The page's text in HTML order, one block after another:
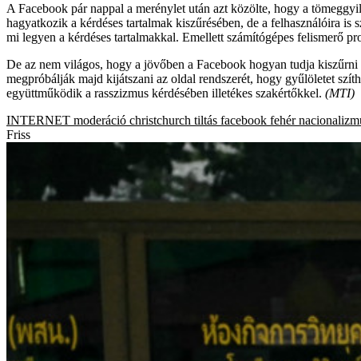
A Facebook pár nappal a merénylet után azt közölte, hogy a
hagyatkozik a kérdéses tartalmak kiszűrésében, de a felhasználóira
mi legyen a kérdéses tartalmakkal. Emellett számítógépes felismerő
De az nem világos, hogy a jövőben a Facebook hogyan tudja
megpróbálják majd kijátszani az oldal rendszerét, hogy gyűlöletet
együttműködik a rasszizmus kérdésében illetékes szakértőkkel. (MTI)
INTERNET moderáció christchurch tiltás facebook fehér
Friss